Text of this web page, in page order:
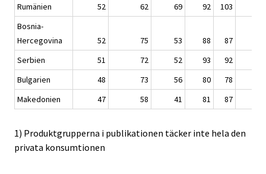
Rumänien
52 62 69 92 103
Bosnia-
Hercegovina
52 75 53 88 87
Serbien
51 72 52 93 92
Bulgarien
48 73 56 80 78
Makedonien
47 58 41 81 87
1) Produktgrupperna i publikationen täcker inte hela den
privata konsumtionen